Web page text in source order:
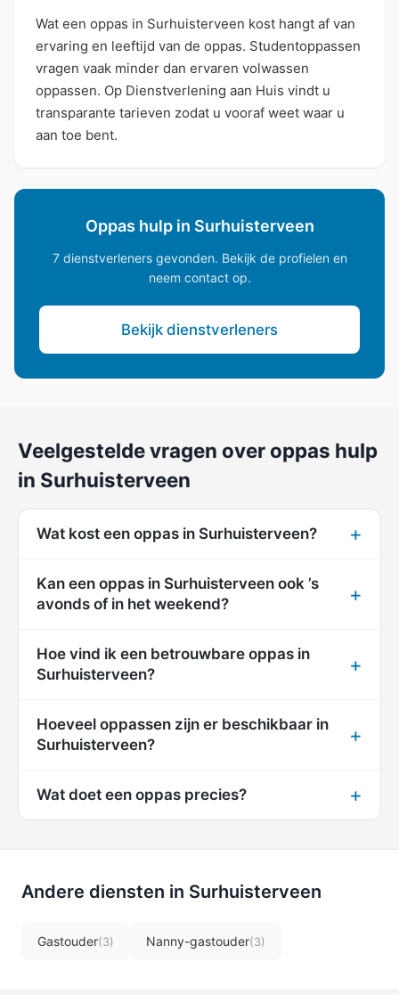
Wat een oppas in Surhuisterveen kost hangt af van
ervaring en leeftijd van de oppas. Studentoppassen
vragen vaak minder dan ervaren volwassen
oppassen. Op Dienstverlening aan Huis vindt u
transparante tarieven zodat u vooraf weet waar u
aan toe bent.
Oppas hulp in Surhuisterveen
7 dienstverleners gevonden. Bekijk de profielen en
neem contact op.
Bekijk dienstverleners
Veelgestelde vragen over oppas hulp
in Surhuisterveen
Wat kost een oppas in Surhuisterveen?
Kan een oppas in Surhuisterveen ook ’s
avonds of in het weekend?
Hoe vind ik een betrouwbare oppas in
Surhuisterveen?
Hoeveel oppassen zijn er beschikbaar in
Surhuisterveen?
Wat doet een oppas precies?
Andere diensten in Surhuisterveen
Gastouder(3) Nanny-gastouder(3)